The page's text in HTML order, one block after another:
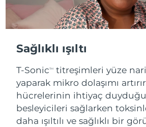
Sağlıklı ışıltı
T-SonicTM
titreşimleri yüze
yaparak mikro dolaşımı
hücrelerinin ihtiyaç
besleyicileri sağlarken
daha ışıltılı ve sağlıklı bir
İspanya
İsveç
İsviçre
Tayvan